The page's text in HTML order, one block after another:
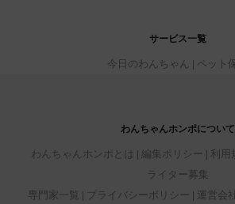
サービス一覧
今日のわんちゃん ペット
わんちゃんホンポについて
わんちゃんホンポとは 編集ポリシー 利用
ライター募集
専門家一覧
プライバシーポリシー 運営会社